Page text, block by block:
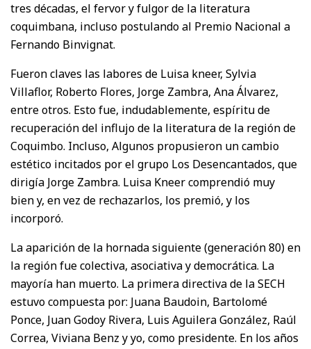
tres décadas, el fervor y fulgor de la literatura
coquimbana, incluso postulando al Premio Nacional a
Fernando Binvignat.
Fueron claves las labores de Luisa kneer, Sylvia
Villaflor, Roberto Flores, Jorge Zambra, Ana Álvarez,
entre otros. Esto fue, indudablemente, espíritu de
recuperación del influjo de la literatura de la región de
Coquimbo. Incluso, Algunos propusieron un cambio
estético incitados por el grupo Los Desencantados, que
dirigía Jorge Zambra. Luisa Kneer comprendió muy
bien y, en vez de rechazarlos, los premió, y los
incorporó.
La aparición de la hornada siguiente (generación 80) en
la región fue colectiva, asociativa y democrática. La
mayoría han muerto. La primera directiva de la SECH
estuvo compuesta por: Juana Baudoin, Bartolomé
Ponce, Juan Godoy Rivera, Luis Aguilera González, Raúl
Correa, Viviana Benz y yo, como presidente. En los años